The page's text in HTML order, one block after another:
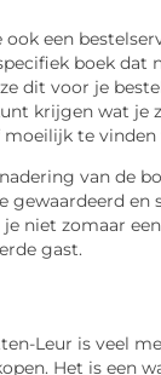
ook een
boek dat
dit voor je
krijgen wat je
moeilijk te vinden
van de
gewaardeerd en
je niet zomaar
gast.
Leur is veel
Het is een